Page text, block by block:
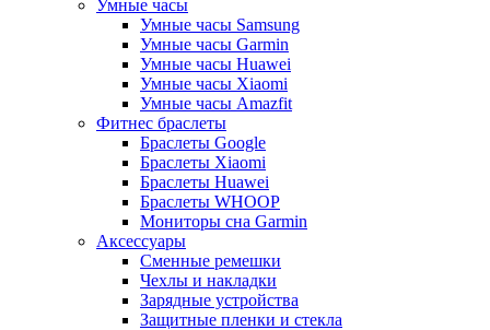
Умные часы
Умные часы Samsung
Умные часы Garmin
Умные часы Huawei
Умные часы Xiaomi
Умные часы Amazfit
Фитнес браслеты
Браслеты Google
Браслеты Xiaomi
Браслеты Huawei
Браслеты WHOOP
Мониторы сна Garmin
Аксессуары
Сменные ремешки
Чехлы и накладки
Зарядные устройства
Защитные пленки и стекла